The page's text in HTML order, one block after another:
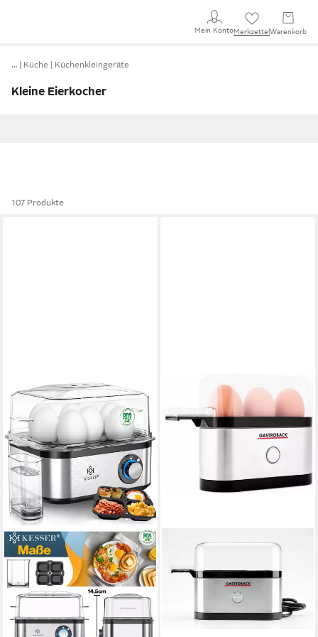
Mein KontoMerkzettel Warenkorb
… Küche Küchenkleingeräte
Kleine Eierkocher
107 Produkte